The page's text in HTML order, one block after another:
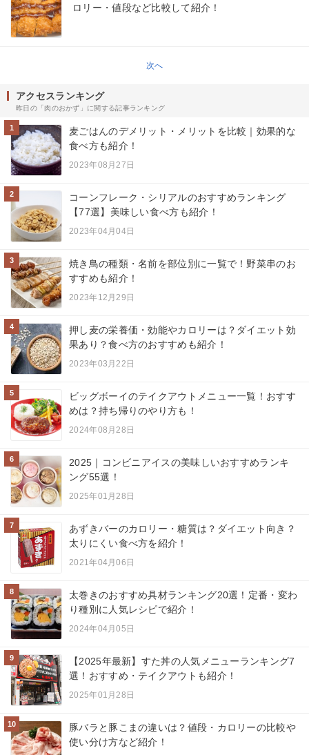
ロリー・値段など比較して紹介！
次へ
アクセスランキング
昨日の「肉のおかず」に関する記事ランキング
1
麦ごはんのデメリット・メリットを比較｜効果的な
食べ方も紹介！
2023年08月27日
2
コーンフレーク・シリアルのおすすめランキング
【77選】美味しい食べ方も紹介！
2023年04月04日
3
焼き鳥の種類・名前を部位別に一覧で！野菜串のお
すすめも紹介！
2023年12月29日
4
押し麦の栄養価・効能やカロリーは？ダイエット効
果あり？食べ方のおすすめも紹介！
2023年03月22日
5
ビッグボーイのテイクアウトメニュー一覧！おすす
めは？持ち帰りのやり方も！
2024年08月28日
6
2025｜コンビニアイスの美味しいおすすめランキ
ング55選！
2025年01月28日
7
あずきバーのカロリー・糖質は？ダイエット向き？
太りにくい食べ方を紹介！
2021年04月06日
8
太巻きのおすすめ具材ランキング20選！定番・変わ
り種別に人気レシピで紹介！
2024年04月05日
9
【2025年最新】すた丼の人気メニューランキング7
選！おすすめ・テイクアウトも紹介！
2025年01月28日
10
豚バラと豚こまの違いは？値段・カロリーの比較や
使い分け方など紹介！